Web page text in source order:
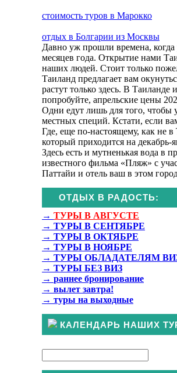
стоимость туров в Марокко
отдых в Болгарии из Москвы
Давно уж прошли времена, когда
месяцев года. Открытие нами
наших людей. Стоит только
Таиланд предлагает вам
растут только здесь. В
попробуйте, апрельские цены
Одни едут лишь для того, чтобы
местных специй. Кстати, если
Где, еще по-настоящему, как не
который приходится на
Здесь есть и мутненькая вода в
известного фильма «Пляж» с
Паттайи и отель ваш в этом
ОТДЫХ В РАДОСТЬ:
→ ТУРЫ В АВГУСТЕ
→ ТУРЫ В СЕНТЯБРЕ
→ ТУРЫ В ОКТЯБРЕ
→ ТУРЫ В НОЯБРЕ
→ ТУРЫ ОБЛАДАТЕЛЯМ
→ ТУРЫ БЕЗ ВИЗ
→ раннее бронирование
→ вылет завтра!
→ туры на выходные
КАЛЕНДАРЬ НАШИХ